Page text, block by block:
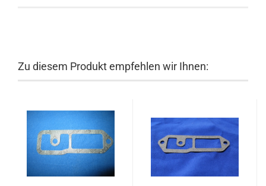
Zu diesem Produkt empfehlen wir Ihnen: